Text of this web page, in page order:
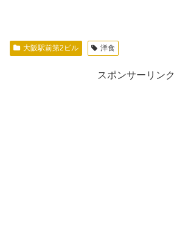
大阪駅前第2ビル 洋食
スポンサーリンク